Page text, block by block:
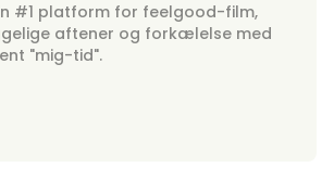
#1 platform for feelgood-film,
aftener og forkælelse med
"mig-tid".